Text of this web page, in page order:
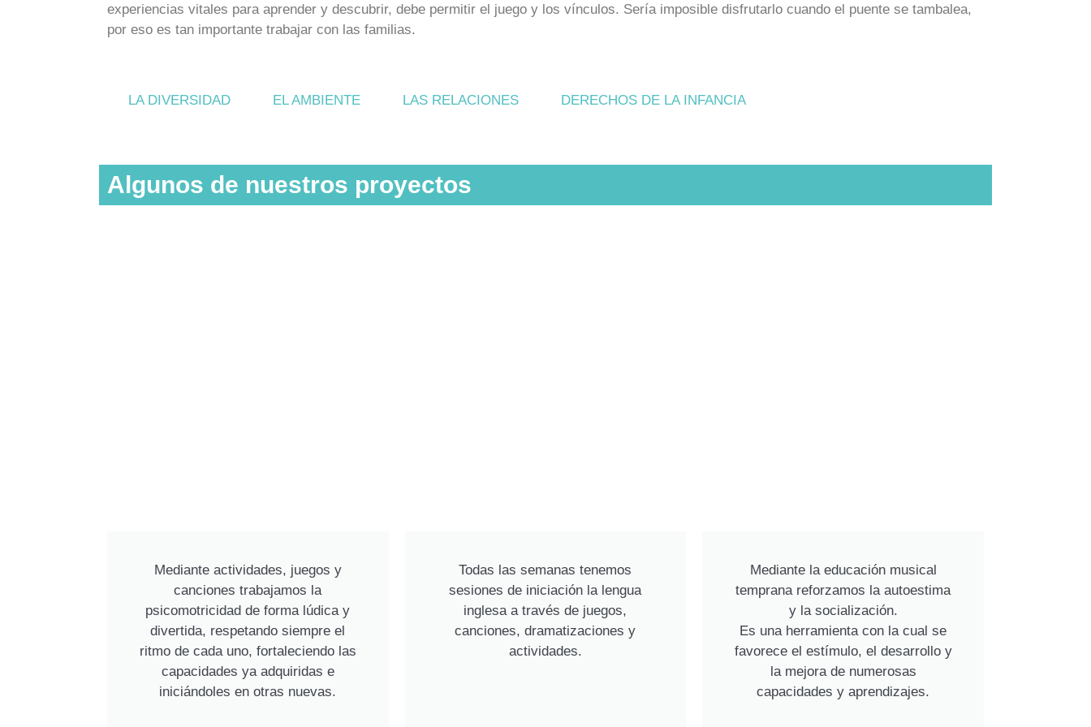
experiencias vitales para aprender y descubrir, debe permitir el juego y los vínculos. Sería imposible disfrutarlo cuando el puente se tambalea,
por eso es tan importante trabajar con las familias.
LA DIVERSIDAD EL AMBIENTE LAS RELACIONES DERECHOS DE LA INFANCIA
Algunos de nuestros proyectos
Mediante actividades, juegos y
canciones trabajamos la
psicomotricidad de forma lúdica y
divertida, respetando siempre el
ritmo de cada uno, fortaleciendo las
capacidades ya adquiridas e
iniciándoles en otras nuevas.
Todas las semanas tenemos
sesiones de iniciación la lengua
inglesa a través de juegos,
canciones, dramatizaciones y
actividades.
Mediante la educación musical
temprana reforzamos la autoestima
y la socialización.
Es una herramienta con la cual se
favorece el estímulo, el desarrollo y
la mejora de numerosas
capacidades y aprendizajes.